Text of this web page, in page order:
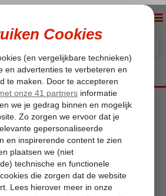
om op cruise te gaan, dankzij het
van de natuur. Deze periode is ideaal
van mildere temperaturen en de
verschillende delen van de wereld willen